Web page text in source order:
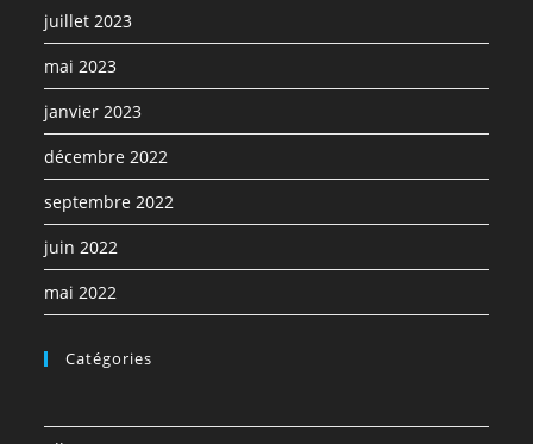
juillet 2023
mai 2023
janvier 2023
décembre 2022
septembre 2022
juin 2022
mai 2022
Catégories